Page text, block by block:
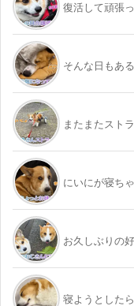
復活して頑張
そんな日もある
またまたスト
にいにが寝ち
お久しぶりの
寝ようとした